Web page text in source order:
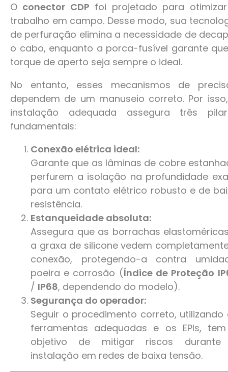
O conector CDP foi projetado para
trabalho em campo. Desse modo, sua
de perfuração elimina a necessidade de
o cabo, enquanto a porca-fusível garante
torque de aperto seja sempre o ideal.
No entanto, esses mecanismos de
dependem de um manuseio correto. Por
instalação adequada assegura três
fundamentais:
Conexão elétrica ideal:
Garante que as lâminas de cobre
perfurem a isolação na profundidade
para um contato elétrico robusto e de
resistência.
Estanqueidade absoluta:
Assegura que as borrachas
a graxa de silicone vedem
conexão, protegendo-a contra
poeira e corrosão (Índice de Proteção
/ IP68, dependendo do modelo).
Segurança do operador:
Seguir o procedimento correto, utilizando
ferramentas adequadas e os EPIs,
objetivo de mitigar riscos
instalação em redes de baixa tensão.